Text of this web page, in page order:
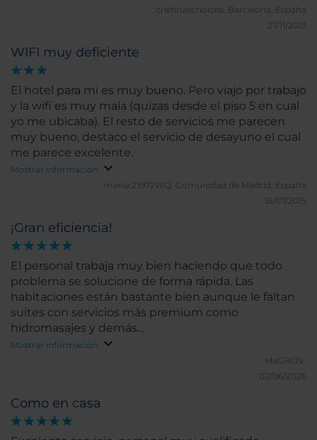
¡Gran eficiencia!
El personal trabaja muy bien haciendo que todo
problema se solucione de forma rápida. Las
habitaciones están bastante bien aunque le faltan
suites con servicios más premium como
hidromasajes y demás...
Mostrar información
MaGiiKJV.
02/06/2026
Como en casa
cristinaschoices. Barcelona, España
27/11/2013
WIFI muy deficiente
El hotel para mi es muy bueno. Pero viajo por trabajo
y la wifi es muy mala (quizas desde el piso 5 en cual
yo me ubicaba). El resto de servicios me parecen
muy bueno, destaco el servicio de desayuno el cual
me parece excelente.
Mostrar información
mariarZ1972WQ. Comunidad de Madrid, España
15/07/2015